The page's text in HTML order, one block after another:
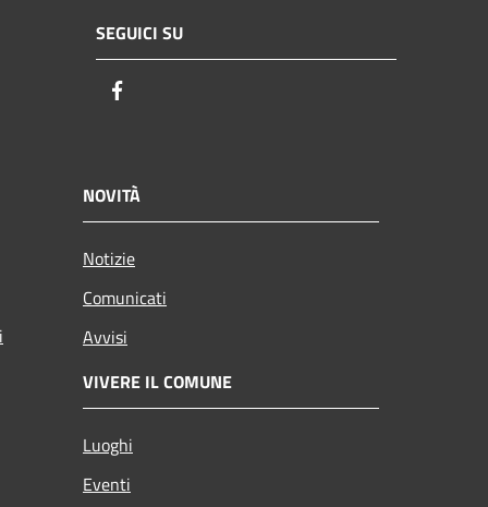
SEGUICI SU
NOVITÀ
Notizie
Comunicati
Avvisi
VIVERE IL COMUNE
Luoghi
Eventi